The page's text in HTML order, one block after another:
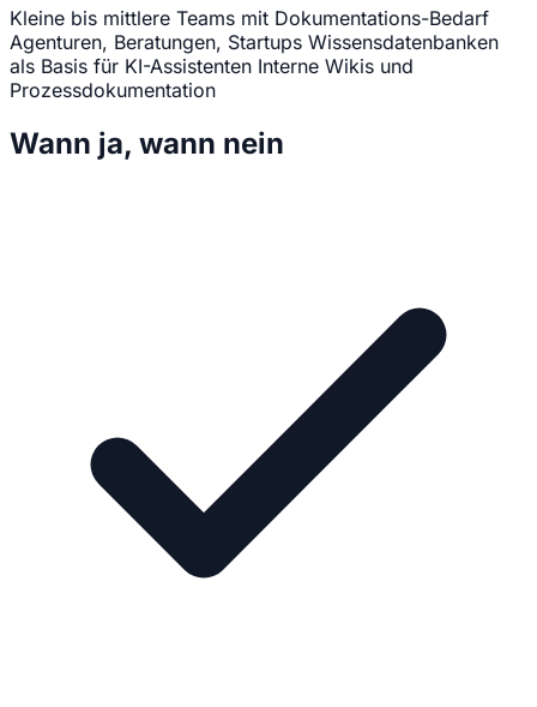
Kleine bis mittlere Teams mit Dokumentations-Bedarf
Agenturen, Beratungen, Startups Wissensdatenbanken
als Basis für KI-Assistenten Interne Wikis und
Prozessdokumentation
Wann ja, wann nein